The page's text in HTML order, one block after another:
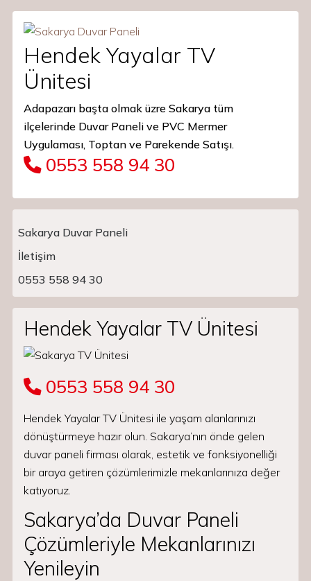
Hendek Yayalar TV
Ünitesi
Adapazarı başta olmak üzre Sakarya tüm
ilçelerinde Duvar Paneli ve PVC Mermer
Uygulaması, Toptan ve Parekende Satışı.
0553 558 94 30
Main Navigation
Sakarya Duvar Paneli
İletişim
0553 558 94 30
Hendek Yayalar TV Ünitesi
0553 558 94 30
Hendek Yayalar TV Ünitesi ile yaşam alanlarınızı
dönüştürmeye hazır olun. Sakarya’nın önde gelen
duvar paneli firması olarak, estetik ve fonksiyonelliği
bir araya getiren çözümlerimizle mekanlarınıza değer
katıyoruz.
Sakarya’da Duvar Paneli
Çözümleriyle Mekanlarınızı
Yenileyin